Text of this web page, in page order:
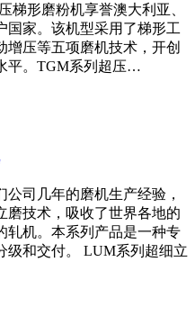
梯形磨粉机享誉澳大利亚、
国家。该机型采用了梯形工
压等五项磨机技术，开创
平。TGM系列超压…
司几年的磨机生产经验，
磨技术，吸收了世界各地的
轧机。本系列产品是一种专
级和交付。 LUM系列超细立